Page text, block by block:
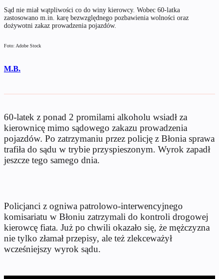
Sąd nie miał wątpliwości co do winy kierowcy. Wobec 60-latka
zastosowano m.in. karę bezwzględnego pozbawienia wolności oraz
dożywotni zakaz prowadzenia pojazdów.
Foto: Adobe Stock
M.B.
60-latek z ponad 2 promilami alkoholu wsiadł za
kierownicę mimo sądowego zakazu prowadzenia
pojazdów. Po zatrzymaniu przez policję z Błonia sprawa
trafiła do sądu w trybie przyspieszonym. Wyrok zapadł
jeszcze tego samego dnia.
Policjanci z ogniwa patrolowo-interwencyjnego
komisariatu w Błoniu zatrzymali do kontroli drogowej
kierowcę fiata. Już po chwili okazało się, że mężczyzna
nie tylko złamał przepisy, ale też zlekceważył
wcześniejszy wyrok sądu.